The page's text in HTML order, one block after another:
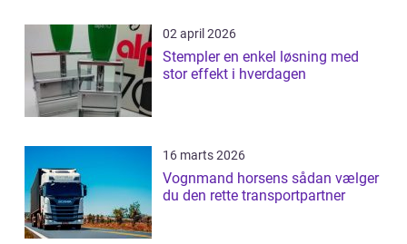
02 april 2026
Stempler en enkel løsning med
stor effekt i hverdagen
16 marts 2026
Vognmand horsens sådan vælger
du den rette transportpartner